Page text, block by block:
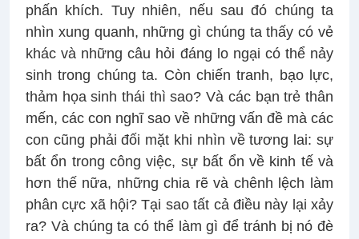
phấn khích. Tuy nhiên, nếu sau đó chúng ta
nhìn xung quanh, những gì chúng ta thấy có vẻ
khác và những câu hỏi đáng lo ngại có thể nảy
sinh trong chúng ta. Còn chiến tranh, bạo lực,
thảm họa sinh thái thì sao? Và các bạn trẻ thân
mến, các con nghĩ sao về những vấn đề mà các
con cũng phải đối mặt khi nhìn về tương lai: sự
bất ổn trong công việc, sự bất ổn về kinh tế và
hơn thế nữa, những chia rẽ và chênh lệch làm
phân cực xã hội? Tại sao tất cả điều này lại xảy
ra? Và chúng ta có thể làm gì để tránh bị nó đè